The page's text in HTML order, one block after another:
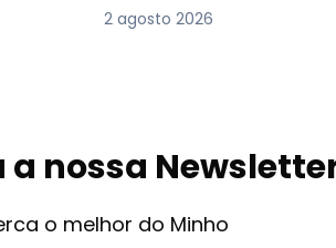
2 agosto 2026
a nossa
o melhor do Minho